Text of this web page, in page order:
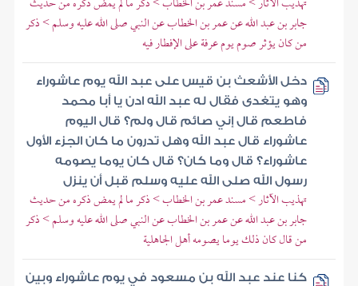
جابر بن عبد الله عن عمر بن الخطاب عن النبي صلى الله عليه وسلم > ذكر
من كان يؤثر صوم يوم عرفة على الإفطار فيه
دخل الأشعث بن قيس على عبد الله يوم عاشوراء
وهو يتغدى فقال له عبد الله ادن يا أبا محمد
فاطعم قال إني صائم قال ولم؟ قال اليوم
عاشوراء قال عبد الله وهل تدرون ما كان الجزء الأول
عاشوراء؟ قال وما كان؟ قال كان يوما يصومه
رسول الله صلى الله عليه وسلم قبل أن ينزل
تهذيب الآثار > مسند عمر بن الخطاب > ذكر ما لم يمض ذكره من حديث
جابر بن عبد الله عن عمر بن الخطاب عن النبي صلى الله عليه وسلم > ذكر
من قال كان ذلك يوما يصومه أهل الجاهلية
كنا عند عبد الله بن مسعود في يوم عاشوراء وبين